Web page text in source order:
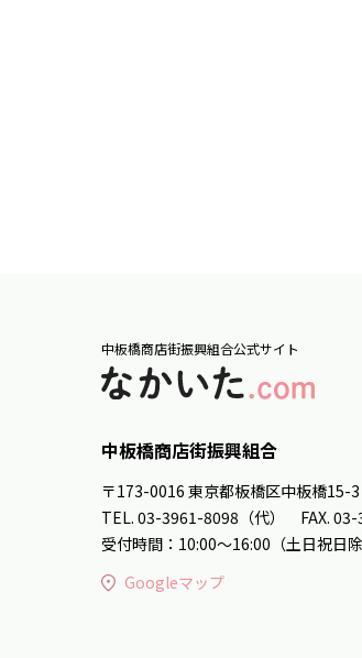
中板橋商店街振興組合公式サイト
中板橋商店街振興組合
〒173-0016 東京都板橋区中板橋15-3
TEL. 03-3961-8098（代） FAX. 03-
受付時間：10:00～16:00（土日祝日除
Googleマップ